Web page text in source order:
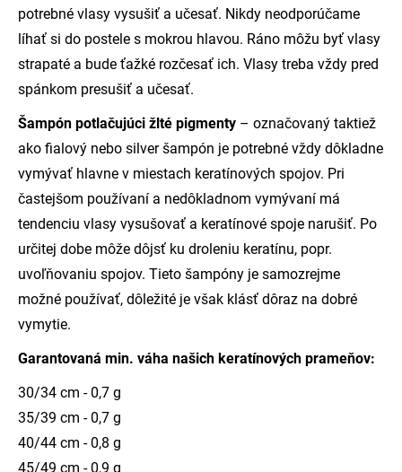
potrebné vlasy vysušiť a učesať. Nikdy neodporúčame
líhať si do postele s mokrou hlavou. Ráno môžu byť vlasy
strapaté a bude ťažké rozčesať ich. Vlasy treba vždy pred
spánkom presušiť a učesať.
Šampón potlačujúci žlté pigmenty – označovaný taktiež
ako fialový nebo silver šampón je potrebné vždy dôkladne
vymývať hlavne v miestach keratínových spojov. Pri
častejšom používaní a nedôkladnom vymývaní má
tendenciu vlasy vysušovať a keratínové spoje narušiť. Po
určitej dobe môže dôjsť ku droleniu keratínu, popr.
uvoľňovaniu spojov. Tieto šampóny je samozrejme
možné používať, dôležité je však klásť dôraz na dobré
vymytie.
Garantovaná min. váha našich keratínových prameňov:
30/34 cm - 0,7 g
35/39 cm - 0,7 g
40/44 cm - 0,8 g
45/49 cm - 0,9 g